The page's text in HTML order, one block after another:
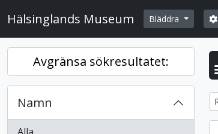
Hälsinglands Museum Bläddra
Avgränsa sökresultatet:
Namn